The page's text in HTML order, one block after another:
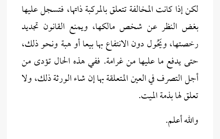
لكن إذا كانت المخالفة تتعلق بالمركبة ذاتها، فتسجل عليها
بغض النظر عن شخص مالكها، ويمنع القانون تجديد
رخصتها، ويَحُول دون الانتفاع بها بيعا أو هبة ونحو ذلك،
حتى يدفع ما عليها من غرامة. ففي هذه الحال تؤدى من
أجل التصرف في العين المتعلقة بها إن شاء الورثة ذلك، ولا
تعلق لها بذمة الميت.
والله أعلم.